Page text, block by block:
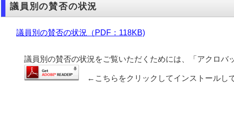
議員別の賛否の状況
議員別の賛否の状況（PDF：118KB)
議員別の賛否の状況をご覧いただくためには、「アクロバ
←こちらをクリックしてインストールして